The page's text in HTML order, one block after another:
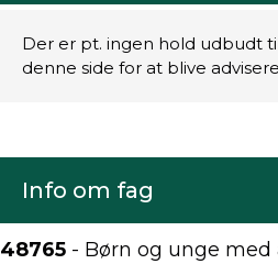
Der er pt. ingen hold udbudt
denne side for at blive
Info om fag
48765 - Børn og unge med